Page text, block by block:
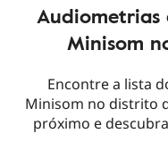
Audiometrias
Minisom
Encontre a lista
Minisom no distrito
próximo e